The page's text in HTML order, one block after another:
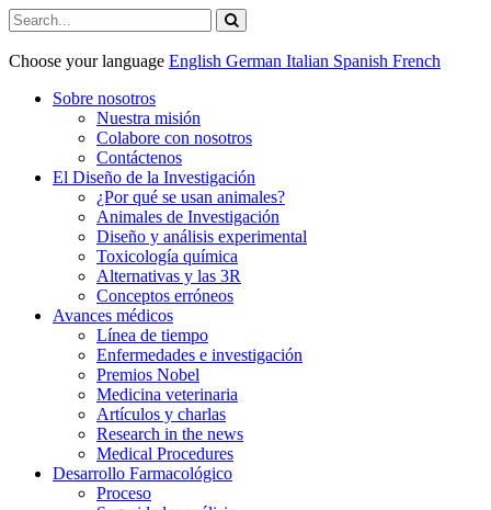
Choose your language English German Italian Spanish French
Sobre nosotros
Nuestra misión
Colabore con nosotros
Contáctenos
El Diseño de la Investigación
¿Por qué se usan animales?
Animales de Investigación
Diseño y análisis experimental
Toxicología química
Alternativas y las 3R
Conceptos erróneos
Avances médicos
Línea de tiempo
Enfermedades e investigación
Premios Nobel
Medicina veterinaria
Artículos y charlas
Research in the news
Medical Procedures
Desarrollo Farmacológico
Proceso